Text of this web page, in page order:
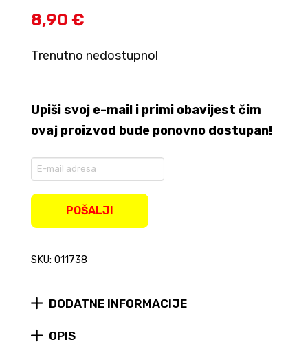
8,90 €
Trenutno nedostupno!
Upiši svoj e-mail i primi obavijest čim
ovaj proizvod bude ponovno dostupan!
waitlist
product
POŠALJI
SKU: 011738
DODATNE INFORMACIJE
OPIS